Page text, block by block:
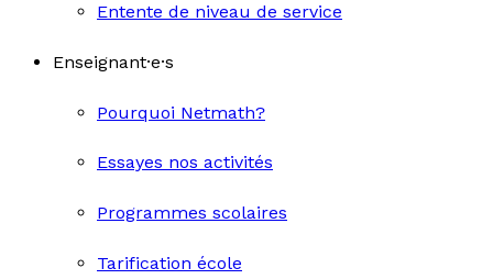
Entente de niveau de service
Enseignant·e·s
Pourquoi Netmath?
Essayes nos activités
Programmes scolaires
Tarification école